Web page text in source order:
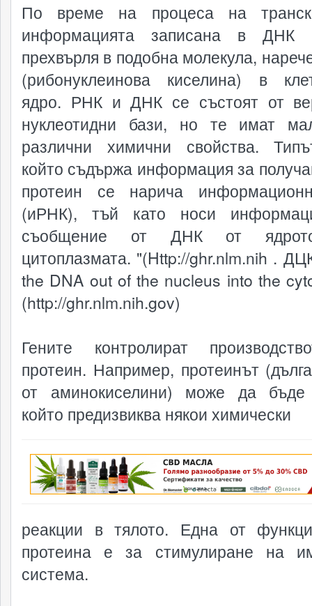
По време на процеса на
информацията записана в ДНК
прехвърля в подобна молекула,
(рибонуклеинова киселина) в
ядро​​. РНК и ДНК се състоят от
нуклеотидни бази, но те имат
различни химични свойства.
който съдържа информация за
протеин се нарича
(иРНК), тъй като носи
съобщение от ДНК от
цитоплазмата. "(Http://ghr.nlm.nih .
the DNA out of the nucleus into the
(http://ghr.nlm.nih.gov)
Гените контролират
протеин. Например, протеинът
от аминокиселини) може да
който предизвиква някои химически
реклама
реакции в тялото. Една от
протеина е за стимулиране на
система.